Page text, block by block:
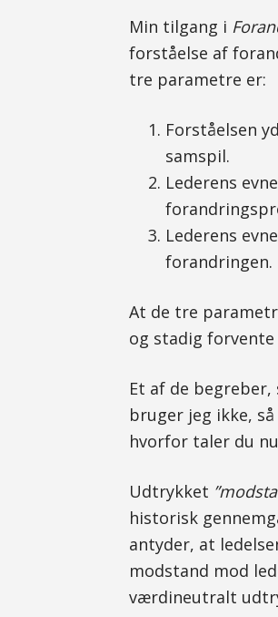
Min tilgang i
forståelse af
tre parametre er:
Forståelsen
samspil.
Lederens
Lederens
forandringen.
At de tre
og stadig forvente
Et af de
bruger jeg ikke,
hvorfor taler du
Udtrykket
historisk
antyder, at
modstand mod
værdineutralt